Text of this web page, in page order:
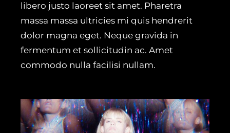
libero justo laoreet sit amet. Pharetra
massa massa ultricies mi quis hendrerit
dolor magna eget. Neque gravida in
fermentum et sollicitudin ac. Amet
commodo nulla facilisi nullam.